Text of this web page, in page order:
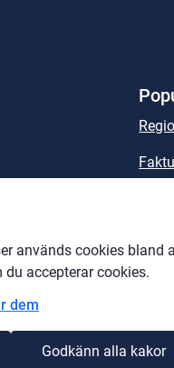
används cookies
accepterar cookies.
dem
Godkänn alla kakor